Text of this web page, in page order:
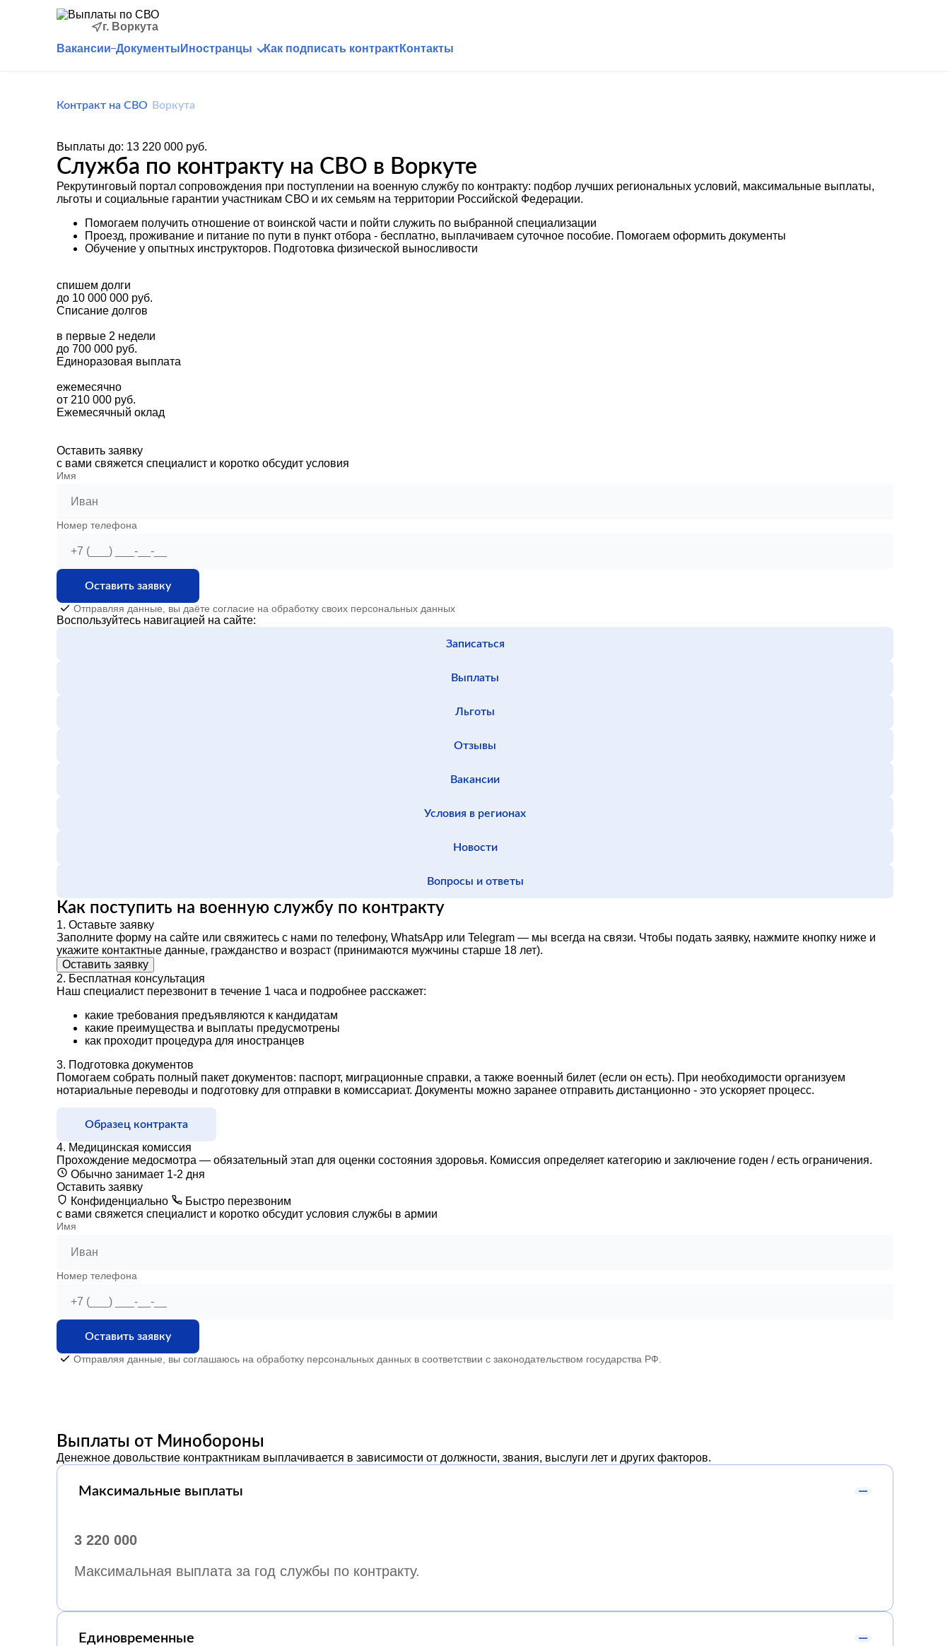
г. Воркута
Вакансии Документы Иностранцы Как подписать контрактКонтакты
Контракт на СВО Воркута
Выплаты до: 13 220 000 руб.
Служба по контракту на СВО в Воркуте
Рекрутинговый портал сопровождения при поступлении на военную службу по контракту: подбор лучших региональных условий, максимальные выплаты,
льготы и социальные гарантии участникам СВО и их семьям на территории Российской Федерации.
Помогаем получить отношение от воинской части и пойти служить по выбранной специализации
Проезд, проживание и питание по пути в пункт отбора - бесплатно, выплачиваем суточное пособие. Помогаем оформить документы
Обучение у опытных инструкторов. Подготовка физической выносливости
спишем долги
до 10 000 000 руб.
Списание долгов
в первые 2 недели
до 700 000 руб.
Единоразовая выплата
ежемесячно
от 210 000 руб.
Ежемесячный оклад
Оставить заявку
с вами свяжется специалист и коротко обсудит условия
Имя
Номер телефона
Оставить заявку
Отправляя данные, вы даёте согласие на обработку своих персональных данных
Воспользуйтесь навигацией на сайте:
Записаться
Выплаты
Льготы
Отзывы
Вакансии
Условия в регионах
Новости
Вопросы и ответы
Как поступить на военную службу по контракту
1. Оставьте заявку
Заполните форму на сайте или свяжитесь с нами по телефону, WhatsApp или Telegram — мы всегда на связи. Чтобы подать заявку, нажмите кнопку ниже и
укажите контактные данные, гражданство и возраст (принимаются мужчины старше 18 лет).
Оставить заявку
2. Бесплатная консультация
Наш специалист перезвонит в течение 1 часа и подробнее расскажет:
какие требования предъявляются к кандидатам
какие преимущества и выплаты предусмотрены
как проходит процедура для иностранцев
3. Подготовка документов
Помогаем собрать полный пакет документов: паспорт, миграционные справки, а также военный билет (если он есть). При необходимости организуем
нотариальные переводы и подготовку для отправки в комиссариат. Документы можно заранее отправить дистанционно - это ускоряет процесс.
Образец контракта
4. Медицинская комиссия
Прохождение медосмотра — обязательный этап для оценки состояния здоровья. Комиссия определяет категорию и заключение годен / есть ограничения.
Обычно занимает 1-2 дня
Оставить заявку
Конфиденциально
Быстро перезвоним
с вами свяжется специалист и коротко обсудит условия службы в армии
Имя
Номер телефона
Оставить заявку
Отправляя данные, вы соглашаюсь на обработку персональных данных в соответствии с законодательством государства РФ.
Выплаты от Минобороны
Денежное довольствие контрактникам выплачивается в зависимости от должности, звания, выслуги лет и других факторов.
Максимальные выплаты
3 220 000
Максимальная выплата за год службы по контракту.
Единовременные